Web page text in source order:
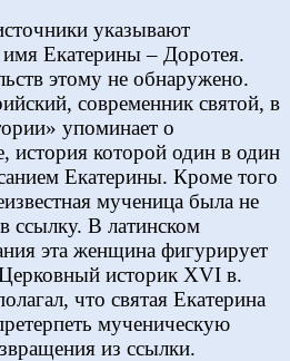
указывают
Екатерины – Доротея.
этому не обнаружено.
современник святой, в
упоминает о
история которой один в один
Екатерины. Кроме того
мученица была не
ссылку. В латинском
эта женщина фигурирует
историк XVI в.
что святая Екатерина
мученическую
из ссылки.